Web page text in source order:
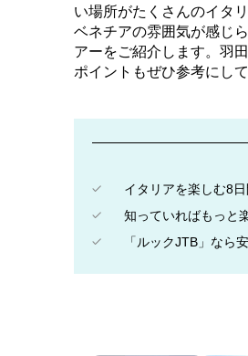
い場所がたくさんのイタ
ベネチアの雰囲気が感じ
アーをご紹介します。羽
ポイントもぜひ参考にし
イタリアを楽しむ8
知っていればもっと
「ルックJTB」なら